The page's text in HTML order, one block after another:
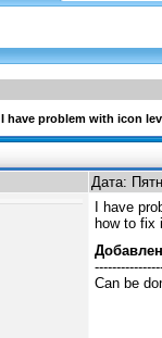
I have problem with icon
Дата:
I have
how to fix
Can be